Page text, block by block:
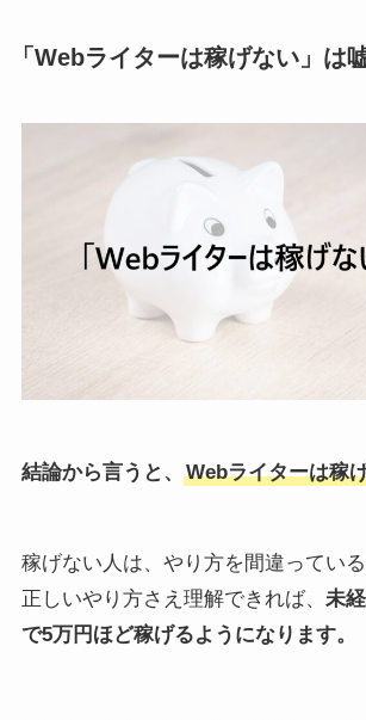
「Webライターは稼げない」は
結論から言うと、 Webライターは稼
稼げない人は、やり方を間違っている
正しいやり方さえ理解できれば、 未
で5万円ほど稼げるようになります。